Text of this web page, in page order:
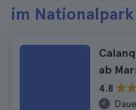
im
ab
4.8